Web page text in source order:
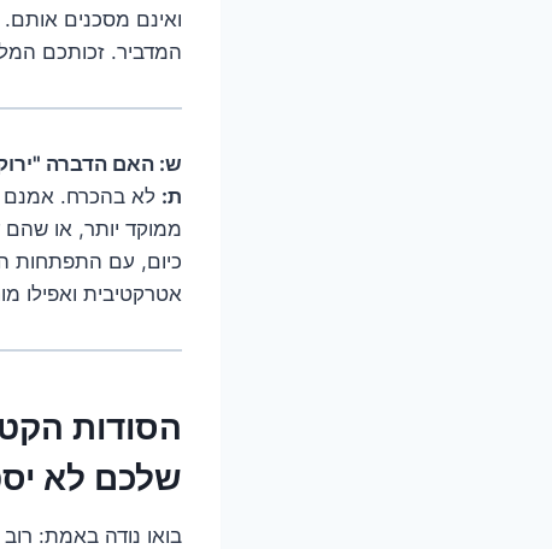
ואינם מסכנים
המדביר. זכותכם
ש: האם הדברה
ת: לא בהכרח. אמנם
ממוקד יותר, או שהם
כיום, עם התפתחות
אטרקטיבית ואפילו
שלכם לא
בואו נודה באמת: